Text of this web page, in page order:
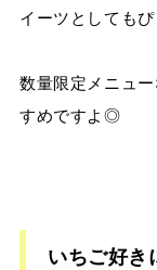
イーツとしてもぴ
数量限定メニュ
すめですよ◎
いちご好き